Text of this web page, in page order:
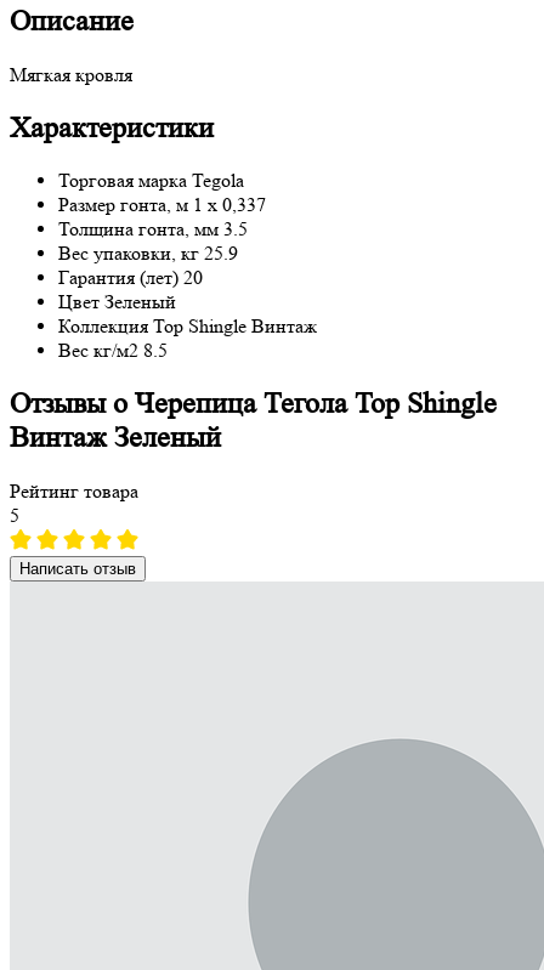
Описание
Мягкая кровля
Характеристики
Торговая марка Tegola
Размер гонта, м 1 x 0,337
Толщина гонта, мм 3.5
Вес упаковки, кг 25.9
Гарантия (лет) 20
Цвет Зеленый
Коллекция Top Shingle Винтаж
Вес кг/м2 8.5
Отзывы о Черепица Тегола Top Shingle
Винтаж Зеленый
Рейтинг товара
5
Написать отзыв
Я даю согласие на обработку моих персональных данных в
соответствии с Федеральным законом № 152-ФЗ. С условиями
и целями обработки ознакомлен(а):
политика конфиденциальности